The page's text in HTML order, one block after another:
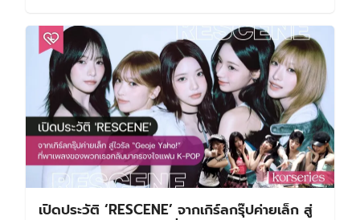
เปิดประวัติ ‘RESCENE’ จากเกิร์ลกรุ๊ปค่ายเล็ก สู่